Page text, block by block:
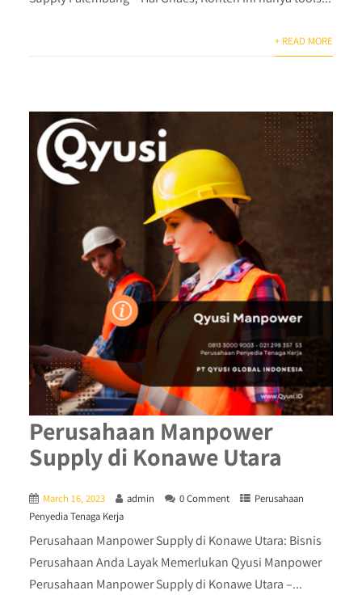
+ READ MORE
Perusahaan Manpower
Supply di Konawe Utara
March 16, 2023 admin 0 Comment
Perusahaan
Penyedia Tenaga Kerja
Perusahaan Manpower Supply di Konawe Utara: Bisnis
Perusahaan Anda Layak Memerlukan Qyusi Manpower
Perusahaan Manpower Supply di Konawe Utara –...